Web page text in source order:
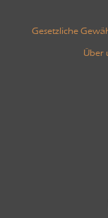
Gesetzliche
Über